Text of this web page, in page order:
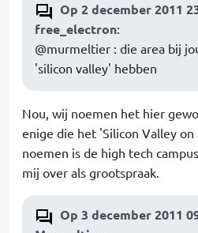
Op 2 december 2011
free_electron:
@murmeltier : die area bij
'silicon valley' hebben
Nou, wij noemen het hier
enige die het 'Silicon Valley
noemen is de high tech
mij over als grootspraak.
Op 3 december 2011